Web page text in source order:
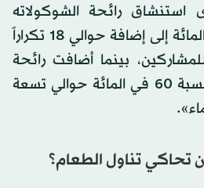
استنشاق رائحة الشوكولاته
الداكنة بنسبة 90 في المائة إلى إضافة حوالي 18 تكراراً
بينما أضافت رائحة
الشوكولاته بالحليب بنسبة 60 في المائة حوالي تسعة
تحاكي تناول الطعام؟